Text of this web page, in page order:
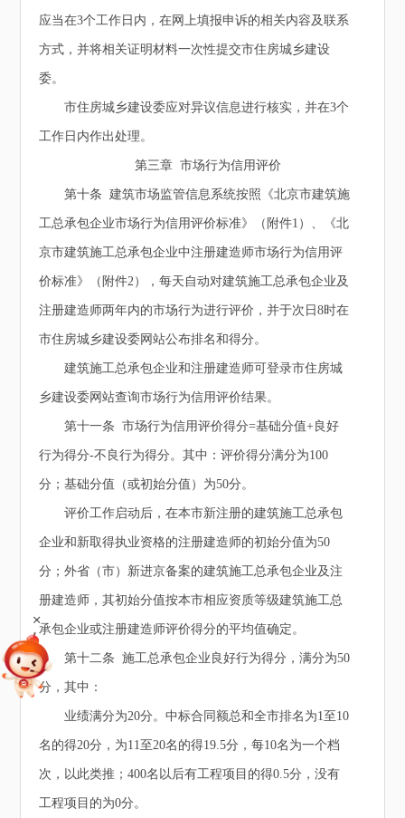
应当在3个工作日内，在网上填报申诉的相关内容及联系
方式，并将相关证明材料一次性提交市住房城乡建设
委。
市住房城乡建设委应对异议信息进行核实，并在3个
工作日内作出处理。
第三章 市场行为信用评价
第十条 建筑市场监管信息系统按照《北京市建筑施
工总承包企业市场行为信用评价标准》（附件1）、《北
京市建筑施工总承包企业中注册建造师市场行为信用评
价标准》（附件2），每天自动对建筑施工总承包企业及
注册建造师两年内的市场行为进行评价，并于次日8时在
市住房城乡建设委网站公布排名和得分。
建筑施工总承包企业和注册建造师可登录市住房城
乡建设委网站查询市场行为信用评价结果。
第十一条 市场行为信用评价得分=基础分值+良好
行为得分-不良行为得分。其中：评价得分满分为100
分；基础分值（或初始分值）为50分。
评价工作启动后，在本市新注册的建筑施工总承包
企业和新取得执业资格的注册建造师的初始分值为50
分；外省（市）新进京备案的建筑施工总承包企业及注
册建造师，其初始分值按本市相应资质等级建筑施工总
承包企业或注册建造师评价得分的平均值确定。
第十二条 施工总承包企业良好行为得分，满分为50
分，其中：
业绩满分为20分。中标合同额总和全市排名为1至10
名的得20分，为11至20名的得19.5分，每10名为一个档
次，以此类推；400名以后有工程项目的得0.5分，没有
工程项目的为0分。
+